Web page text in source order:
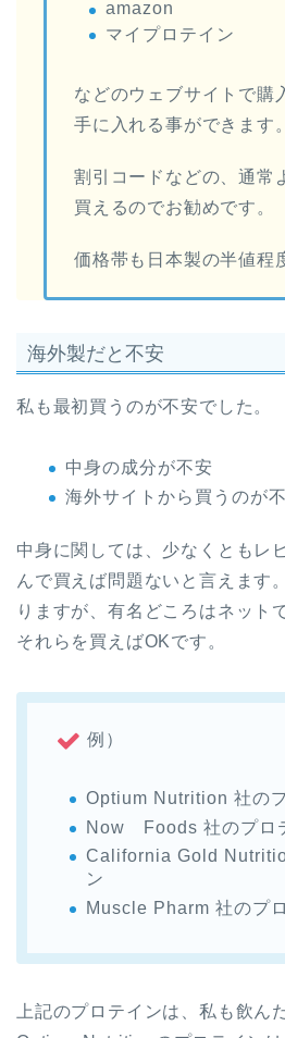
amazon
マイプロテイン
などのウェブサイトで購
手に入れる事ができます。
割引コードなどの、通常
買えるのでお勧めです。
価格帯も日本製の半値程
海外製だと不安
私も最初買うのが不安でした。
中身の成分が不安
海外サイトから買うのが
中身に関しては、少なくともレ
んで買えば問題ないと言えます
りますが、有名どころはネット
それらを買えばOKです。
例）
Optium Nutrition 社の
Now Foods 社のプロ
California Gold
ン
Muscle Pharm 社のプ
上記のプロテインは、私も飲ん